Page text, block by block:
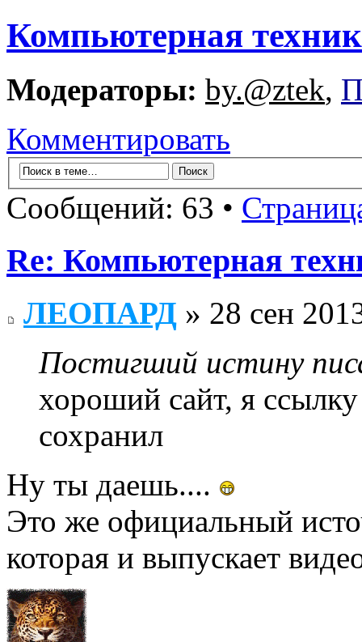
Компьютерная
Модераторы: by.@ztek,
Комментировать
Сообщений: 63 •
Re: Компьютерная
ЛЕОПАРД » 28 сен
Постигший истину
хороший сайт, я
сохранил
Ну ты даешь....
Это же официальный
которая и выпускает